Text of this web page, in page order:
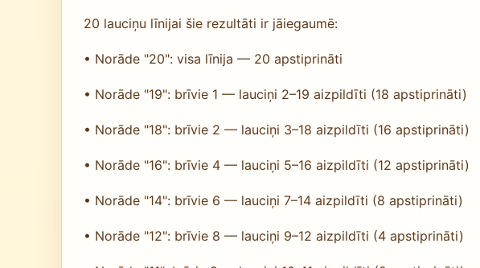
20 lauciņu līnijai šie rezultāti ir jāiegaumē:
• Norāde "20": visa līnija — 20 apstiprināti
• Norāde "19": brīvie 1 — lauciņi 2–19 aizpildīti (18 apstiprināti)
• Norāde "18": brīvie 2 — lauciņi 3–18 aizpildīti (16 apstiprināti)
• Norāde "16": brīvie 4 — lauciņi 5–16 aizpildīti (12 apstiprināti)
• Norāde "14": brīvie 6 — lauciņi 7–14 aizpildīti (8 apstiprināti)
• Norāde "12": brīvie 8 — lauciņi 9–12 aizpildīti (4 apstiprināti)